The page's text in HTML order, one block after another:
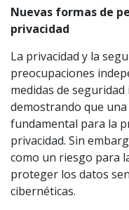
Nuevas formas de
privacidad
La privacidad y la
preocupaciones
medidas de
demostrando que
fundamental para la
privacidad. Sin
como un riesgo para
proteger los datos
cibernéticas.